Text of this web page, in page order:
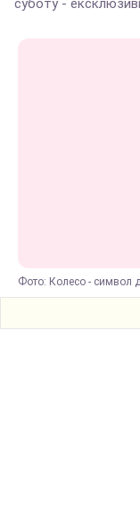
суботу -
Фото: Колесо - символ